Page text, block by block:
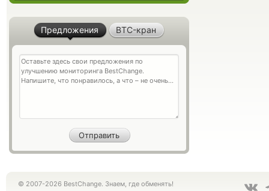
Предложения BTC-кран
© 2007-2026 BestChange. Знаем, где обменять!